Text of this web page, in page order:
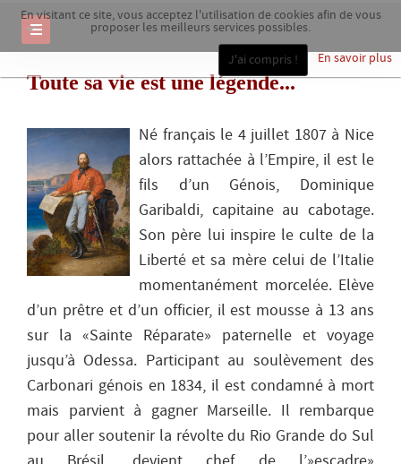
En visitant ce site, vous acceptez l'utilisation de cookies afin de vous
proposer les meilleurs services possibles.
En savoir plus
J'ai compris !
Toute sa vie est une légende...
Né français le 4 juillet 1807 à Nice
alors rattachée à l’Empire, il est le
fils d’un Génois, Dominique
Garibaldi, capitaine au cabotage.
Son père lui inspire le culte de la
Liberté et sa mère celui de l’Italie
momentanément morcelée. Elève
d’un prêtre et d’un officier, il est mousse à 13 ans
sur la «Sainte Réparate» paternelle et voyage
jusqu’à Odessa. Participant au soulèvement des
Carbonari génois en 1834, il est condamné à mort
mais parvient à gagner Marseille. Il rembarque
pour aller soutenir la révolte du Rio Grande do Sul